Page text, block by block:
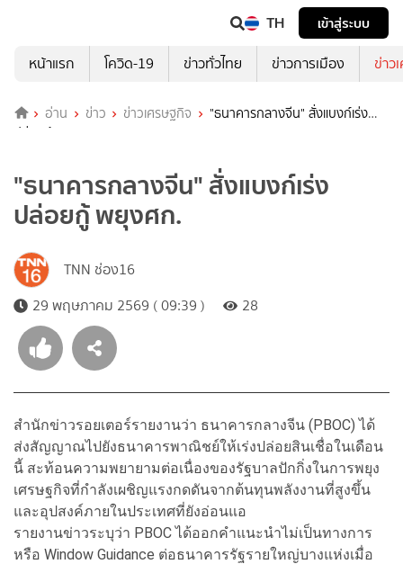
TH
เข้าสู่ระบบ
หน้าแรก
โควิด-19 ข่าวทั่วไทย ข่าวการเมือง ข่าว
อ่าน ข่าว ข่าวเศรษฐกิจ
"ธนาคารกลางจีน" สั่งแบงก์เร่ง
ปล่อยกู้ พยุงศก.
"ธนาคารกลางจีน" สั่งแบงก์เร่ง
ปล่อยกู้ พยุงศก.
TNN ช่อง16
29 พฤษภาคม 2569 ( 09:39 )
28
สำนักข่าวรอยเตอร์รายงานว่า ธนาคารกลางจีน (PBOC) ได้
ส่งสัญญาณไปยังธนาคารพาณิชย์ให้เร่งปล่อยสินเชื่อในเดือน
นี้ สะท้อนความพยายามต่อเนื่องของรัฐบาลปักกิ่งในการพยุง
เศรษฐกิจที่กำลังเผชิญแรงกดดันจากต้นทุนพลังงานที่สูงขึ้น
และอุปสงค์ภายในประเทศที่ยังอ่อนแอ
รายงานข่าวระบุว่า PBOC ได้ออกคำแนะนำไม่เป็นทางการ
หรือ Window Guidance ต่อธนาคารรัฐรายใหญ่บางแห่งเมื่อ